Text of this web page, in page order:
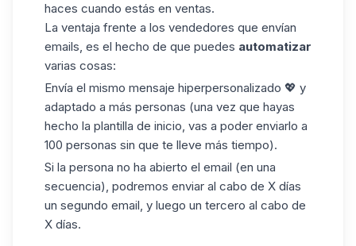
haces cuando estás en ventas.
La ventaja frente a los vendedores que envían
emails, es el hecho de que puedes automatizar
varias cosas:
Envía el mismo mensaje hiperpersonalizado 💖 y
adaptado a más personas (una vez que hayas
hecho la plantilla de inicio, vas a poder enviarlo a
100 personas sin que te lleve más tiempo).
Si la persona no ha abierto el email (en una
secuencia), podremos enviar al cabo de X días
un segundo email, y luego un tercero al cabo de
X días.